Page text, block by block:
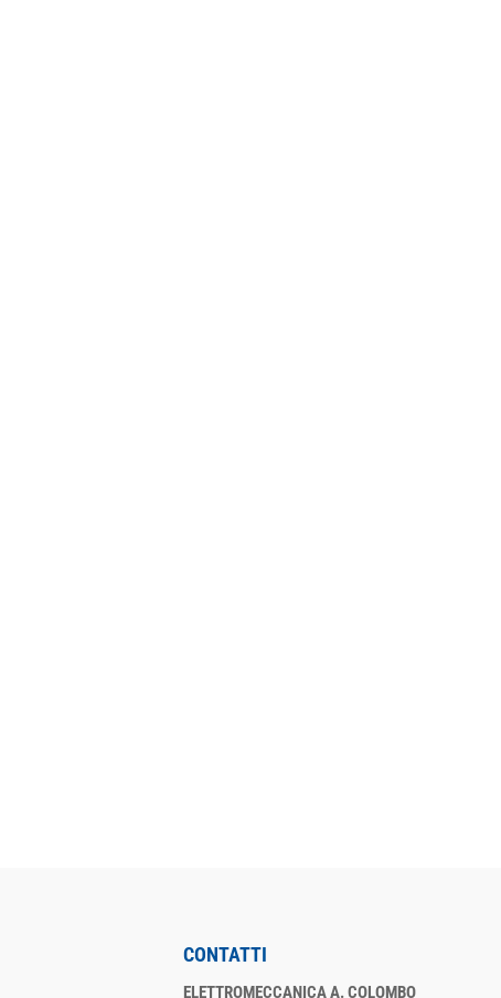
CONTATTI
ELETTROMECCANICA A. COLOMBO